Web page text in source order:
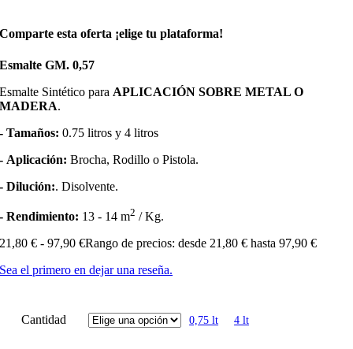
Comparte esta oferta ¡elige tu plataforma!
Esmalte GM. 0,57
Esmalte Sintético para APLICACIÓN SOBRE METAL O
MADERA.
- Tamaños: 0.75 litros y 4 litros
- Aplicación: Brocha, Rodillo o Pistola.
- Dilución:. Disolvente.
- Rendimiento: 13 - 14 m2 / Kg.
21,80€ - 97,90€Rango de precios: desde 21,80 € hasta 97,90 €
Sea el primero en dejar una reseña.
Cantidad 0,75 lt 4 lt